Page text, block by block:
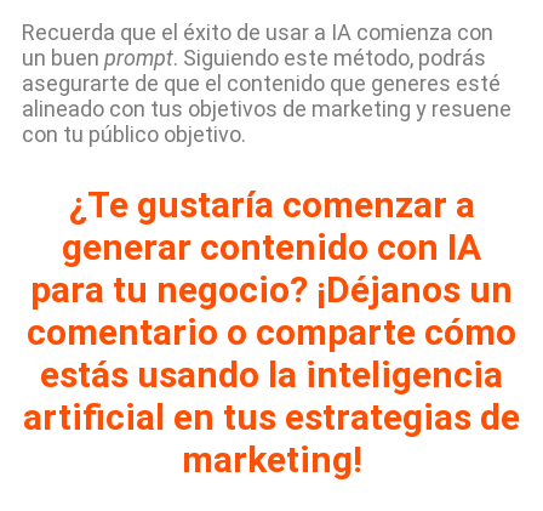
Recuerda que el éxito de usar a IA comienza con
un buen prompt. Siguiendo este método, podrás
asegurarte de que el contenido que generes esté
alineado con tus objetivos de marketing y resuene
con tu público objetivo.
¿Te gustaría comenzar a
generar contenido con IA
para tu negocio? ¡Déjanos un
comentario o comparte cómo
estás usando la inteligencia
artificial en tus estrategias de
marketing!